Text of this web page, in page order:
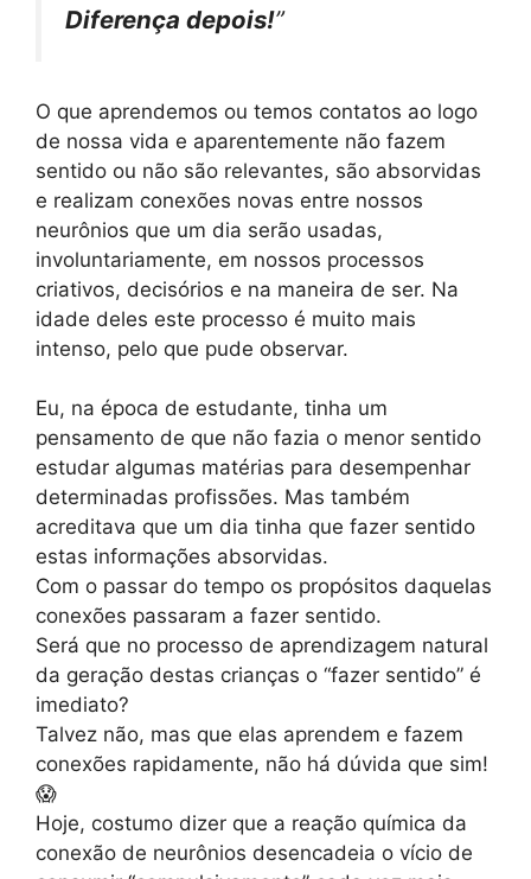
Diferença depois!”
O que aprendemos ou temos contatos ao logo
de nossa vida e aparentemente não fazem
sentido ou não são relevantes, são absorvidas
e realizam conexões novas entre nossos
neurônios que um dia serão usadas,
involuntariamente, em nossos processos
criativos, decisórios e na maneira de ser. Na
idade deles este processo é muito mais
intenso, pelo que pude observar.
Eu, na época de estudante, tinha um
pensamento de que não fazia o menor sentido
estudar algumas matérias para desempenhar
determinadas profissões. Mas também
acreditava que um dia tinha que fazer sentido
estas informações absorvidas.
Com o passar do tempo os propósitos daquelas
conexões passaram a fazer sentido.
Será que no processo de aprendizagem natural
da geração destas crianças o “fazer sentido” é
imediato?
Talvez não, mas que elas aprendem e fazem
conexões rapidamente, não há dúvida que sim!
😱
Hoje, costumo dizer que a reação química da
conexão de neurônios desencadeia o vício de